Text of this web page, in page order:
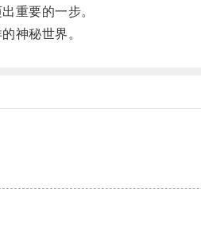
重要的一步。
神秘世界。